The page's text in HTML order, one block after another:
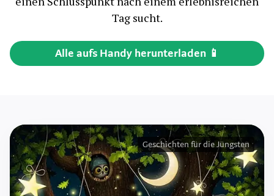
Tag sucht.
Alle aufs Handy herunterladen 📱
Geschichten für die Jüngsten